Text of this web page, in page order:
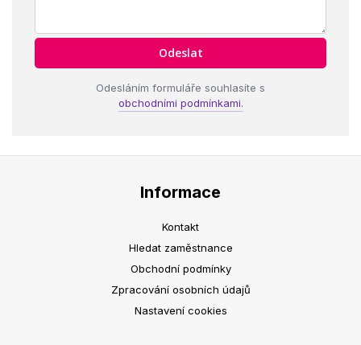
Odesláním formuláře souhlasíte s
obchodními podmínkami.
Informace
Kontakt
Hledat zaměstnance
Obchodní podmínky
Zpracování osobních údajů
Nastavení cookies